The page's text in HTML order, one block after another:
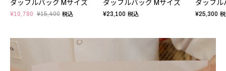
ダッフルバッグ Mサイズ
¥10,780 ¥15,400 税込
ダッフルバッグ Mサイズ
¥23,100 税込
ダッフル
¥25,300